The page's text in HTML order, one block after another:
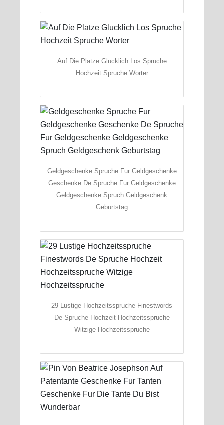
Auf Die Platze Glucklich Los Spruche
Hochzeit Spruche Worter
Geldgeschenke Spruche Fur Geldgeschenke
Geschenke De Spruche Fur Geldgeschenke
Geldgeschenke Spruch Geldgeschenk
Geburtstag
29 Lustige Hochzeitsspruche Finestwords
De Spruche Hochzeit Hochzeitsspruche
Witzige Hochzeitsspruche